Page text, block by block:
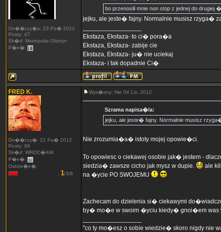
Do��czy�a: 23 Pa� 2012
Posty: 47
Sk�d: Metropolia Olsztyn
P�e�:
bo przenosili mnie non stop z jednej do
jejku, ale jeste� fajny. Normalnie musisz rzyga�
Ekstaza, Ekstaza- to ci� pora�a
Ekstaza, Ekstaza- zabije cie
Ekstaza, Ekstaza- ju� nie uciekaj
Ekstaza- i tak dopadnie Ci�
FRED K.
Do��czy�: 22 Pa� 2012
Posty: 98
Sk�d: WROC�AW
P�e�:
Ostrze�e�:
1/3/6
Wys�any: Nie 04 Lis, 2012
Szrama napisa�/a:
jejku, ale jeste� fajny. Normalnie musisz
Nie zrozumia�a� istoty mojej opowie�ci.
To opowiesc o ciekawej osobie jak� jestem -
siedzia� zawsze cicho jak mysz w dupie.
ale
na �ycie PO SWOJEMU
Zachecam do dzielenia si� ciekawymi
by� mo�e w swoim �yciu kiedy� gnoi�em was
"co ty mo�esz o sobie wiedzie� skoro nigdy nie